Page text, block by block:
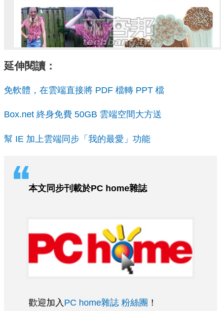
延伸閱讀：
免軟體，在雲端直接將 PDF 檔轉 PPT 檔
Box.net 終身免費 50GB 雲端空間大方送
幫 IE 加上雲端同步「我的最愛」功能
本文同步刊載於PC home雜誌
歡迎加入 PC home雜誌 粉絲團 ！